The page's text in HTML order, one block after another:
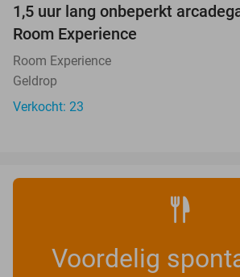
TODAY
1,5 uur lang onbeperkt
Room Experience
Room Experience
Geldrop
Verkocht: 23
Voordelig